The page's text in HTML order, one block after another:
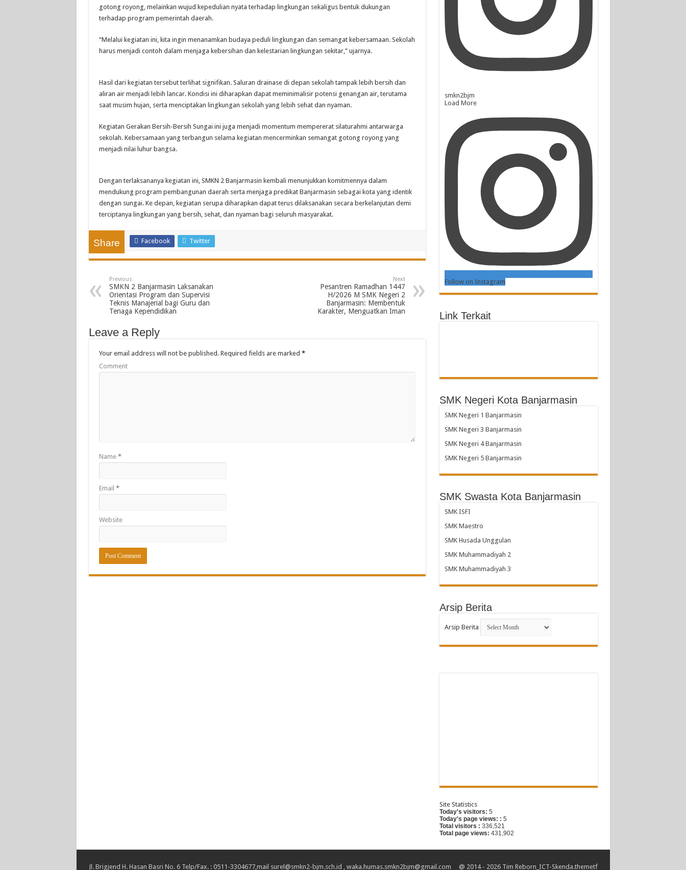
gotong royong, melainkan wujud kepedulian nyata terhadap lingkungan sekaligus bentuk dukungan
terhadap program pemerintah daerah.
“Melalui kegiatan ini, kita ingin menanamkan budaya peduli lingkungan dan semangat kebersamaan. Sekolah
harus menjadi contoh dalam menjaga kebersihan dan kelestarian lingkungan sekitar,” ujarnya.
Hasil dari kegiatan tersebut terlihat signifikan. Saluran drainase di depan sekolah tampak lebih bersih dan
aliran air menjadi lebih lancar. Kondisi ini diharapkan dapat meminimalisir potensi genangan air, terutama
saat musim hujan, serta menciptakan lingkungan sekolah yang lebih sehat dan nyaman.
Kegiatan Gerakan Bersih-Bersih Sungai ini juga menjadi momentum mempererat silaturahmi antarwarga
sekolah. Kebersamaan yang terbangun selama kegiatan mencerminkan semangat gotong royong yang
menjadi nilai luhur bangsa.
Dengan terlaksananya kegiatan ini, SMKN 2 Banjarmasin kembali menunjukkan komitmennya dalam
mendukung program pembangunan daerah serta menjaga predikat Banjarmasin sebagai kota yang identik
dengan sungai. Ke depan, kegiatan serupa diharapkan dapat terus dilaksanakan secara berkelanjutan demi
terciptanya lingkungan yang bersih, sehat, dan nyaman bagi seluruh masyarakat.
Share Facebook Twitter
Previous
SMKN 2 Banjarmasin Laksanakan
Orientasi Program dan Supervisi
Teknis Manajerial bagi Guru dan
Tenaga Kependidikan
Next
Pesantren Ramadhan 1447
H/2026 M SMK Negeri 2
Banjarmasin: Membentuk
Karakter, Menguatkan Iman
Leave a Reply
Your email address will not be published.Required fields are marked *
Comment
Name *
Email *
Website
smkn2bjm
Load More
Follow on Instagram
Link Terkait
SMK Negeri Kota Banjarmasin
SMK Negeri 1 Banjarmasin
SMK Negeri 3 Banjarmasin
SMK Negeri 4 Banjarmasin
SMK Negeri 5 Banjarmasin
SMK Swasta Kota Banjarmasin
SMK ISFI
SMK Maestro
SMK Husada Unggulan
SMK Muhammadiyah 2
SMK Muhammadiyah 3
Arsip Berita
Arsip Berita
G
Site Statistics
Today's visitors: 5
Today's page views: : 5
Total visitors : 336,521
Total page views: 431,902
@ 2014 - 2026 Tim Reborn_ICT-Skenda.themetf
Jl. Brigjend H. Hasan Basri No. 6 Telp/Fax. : 0511-3304677,mail surel@smkn2-bjm.sch.id , waka.humas.smkn2bjm@gmail.com